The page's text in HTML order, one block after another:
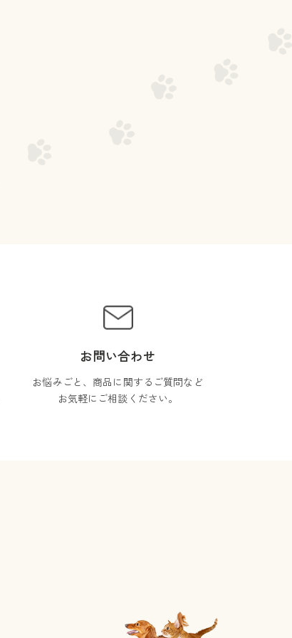
お問い合わせ
お悩みごと、商品に関するご質問など
お気軽にご相談ください。